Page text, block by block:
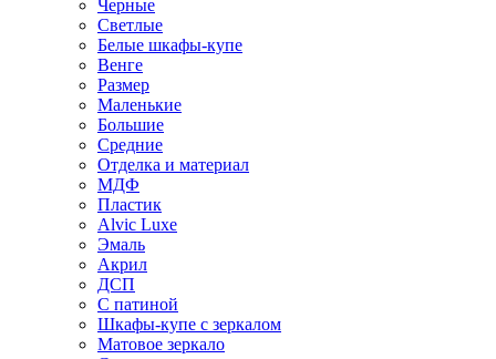
Черные
Светлые
Белые шкафы-купе
Венге
Размер
Маленькие
Большие
Средние
Отделка и материал
МДФ
Пластик
Alvic Luxe
Эмаль
Акрил
ДСП
С патиной
Шкафы-купе с зеркалом
Матовое зеркало